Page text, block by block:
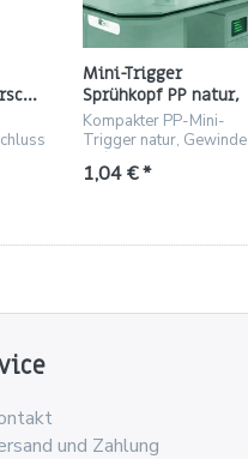
Mini-Trigger
Sprühkopf PP natur,
Gewinde 24/410,
Steigrohr 165 mm
Kompakter PP-Mini-
Trigger natur, Gewinde
Steigrohr, 1000
1,04 € *
und Zahlung